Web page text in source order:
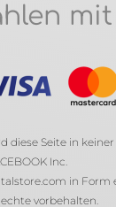
mit
diese Seite in
Inc.
in Form
vorbehalten.